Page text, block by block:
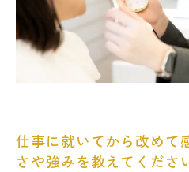
仕事に就いてから改めて
さや強みを教えてくださ